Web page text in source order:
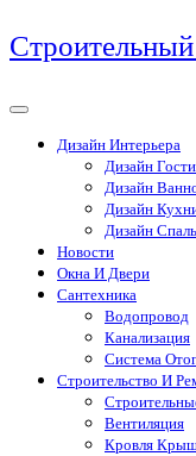
Перейти
к
Дизайн Интерьера
Дизайн
Дизайн
Дизайн
Дизайн
Новости
Окна И Двери
Сантехника
Водопровод
Канализация
Система
Строительство И
Вентиляция
Кровля